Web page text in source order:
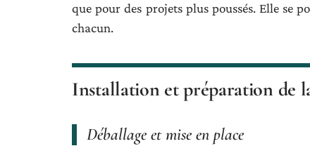
que pour des projets plus poussés. Elle se
chacun.
Installation et préparation de
Déballage et mise en place